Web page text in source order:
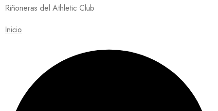
Riñoneras del Athletic Club
Inicio